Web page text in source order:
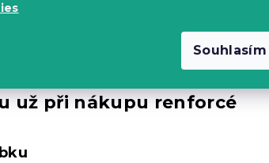
Souhlasím
už při nákupu renforcé